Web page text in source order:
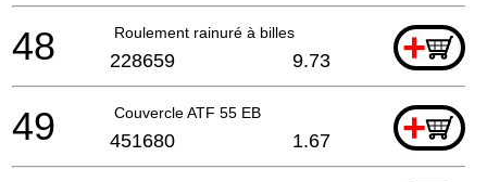
Roulement rainuré à billes +
48 228659 9.73
Couvercle ATF 55 EB +
49 451680 1.67